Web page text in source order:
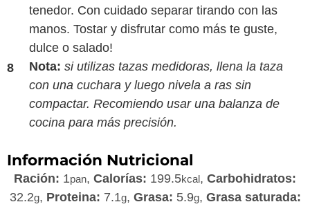
tenedor. Con cuidado separar tirando con las
manos. Tostar y disfrutar como más te guste,
dulce o salado!
Nota:si utilizas tazas medidoras, llena la taza
con una cuchara y luego nivela a ras sin
compactar. Recomiendo usar una balanza de
cocina para más precisión.
Información Nutricional
Ración: 1pan, Calorías: 199.5kcal, Carbohidratos:
32.2g, Proteina: 7.1g, Grasa: 5.9g, Grasa saturada: